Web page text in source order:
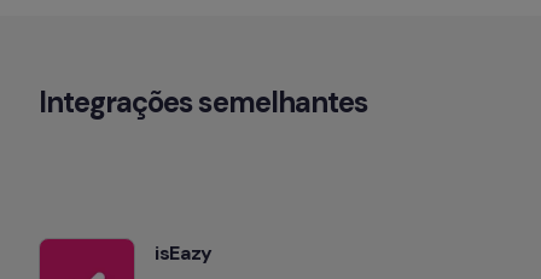
Integrações semelhantes
isEazy